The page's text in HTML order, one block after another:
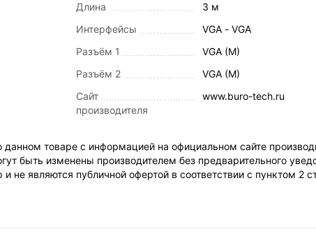
Длина
3 м
Интерфейсы
VGA - VGA
Разъём 1
VGA (M)
Разъём 2
VGA (M)
Сайт
производителя
www.buro-tech.ru
товаре с информацией на официальном сайте
быть изменены производителем без предварительного
не являются публичной офертой в соответствии с пунктом